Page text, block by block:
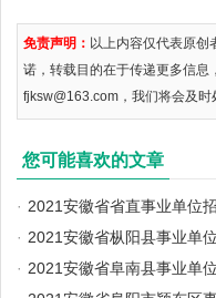
免责声明： 以上内容仅代表原
诺，转载目的在于传递更多信息
fjksw@163.com，我们将会及时
您可能喜欢的文章
· 2021安徽省省直事业单位
· 2021安徽省枞阳县事业单
· 2021安徽省阜南县事业单